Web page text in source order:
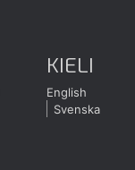
KIELI
English
Svenska